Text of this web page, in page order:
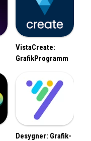
VistaCreate:
GrafikProgramm
Desygner: Grafik-